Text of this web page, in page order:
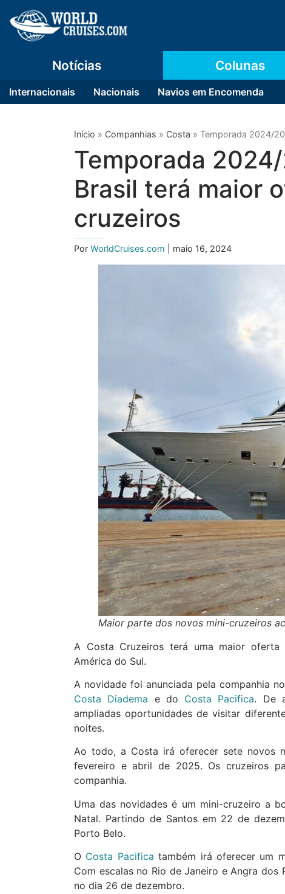
Notícias
Internacionais Nacionais Navios em Encomenda
Colunas
Início » Companhias » Costa » Temporada 2024/
Temporada
Brasil terá maior
cruzeiros
Por WorldCruises.com | maio 16, 2024
Maior parte dos novos mini-cruzeiros
A Costa Cruzeiros terá uma maior
América do Sul.
A novidade foi anunciada pela companhia
Costa Diadema e do Costa Pacifica. De
ampliadas oportunidades de visitar
noites.
Ao todo, a Costa irá oferecer sete novos
fevereiro e abril de 2025. Os cruzeiros
companhia.
Uma das novidades é um mini-cruzeiro a
Natal. Partindo de Santos em 22 de
Porto Belo.
O Costa Pacifica também irá oferecer um
Com escalas no Rio de Janeiro e Angra
no dia 26 de dezembro.